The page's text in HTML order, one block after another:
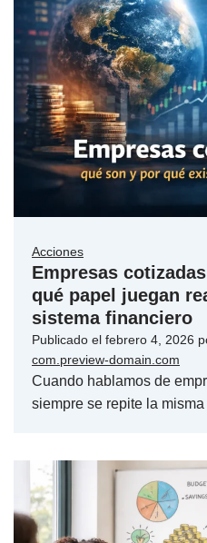
Acciones
Empresas
qué papel juegan
sistema financiero
Publicado el febrero 4, 2026
com.preview-domain.com
Cuando hablamos de
siempre se repite la